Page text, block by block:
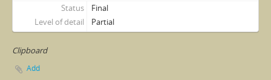
Status
Final
Level of detail
Partial
Clipboard
Add